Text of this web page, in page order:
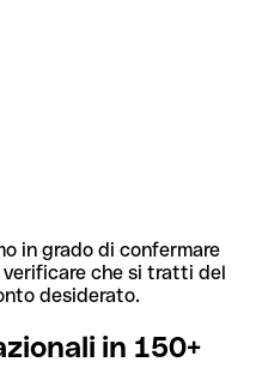
in grado di confermare
che si tratti del
desiderato.
in 150+